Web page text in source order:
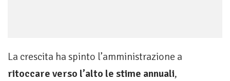
La crescita ha spinto l’amministrazione a
ritoccare verso l’alto le stime annuali,